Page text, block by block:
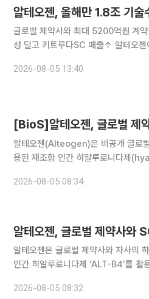
알테오젠, 올해만 1.8조 기술
글로벌 제약사와 최대 5200억원 계약
성 덜고 키트루다SC 매출↑ 알테오젠이 올해 세 번째 피하주사(SC) 제형 전환 플랫폼 ‘ALT-B4’의
도 유리한 결과가 이어진 데다 ALT-
2026-08-05 13:40
[BioS]알테오젠, 글로벌
알테오젠(Alteogen)은 비공개 글로
용된 재조합 인간 히알루로니다제
계약에 따라 알테오젠의 파트너사는
2026-08-05 08:34
알테오젠, 글로벌 제약사와
알테오젠은 글로벌 제약사와 자사의
인간 히알루로니다제 ‘ALT-B4’를
B4를 적용한 자사 제품의 피하주사
2026-08-05 08:32